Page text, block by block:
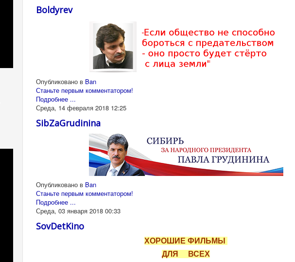
Boldyrev
Опубликовано в Ban
Станьте первым комментатором!
Подробнее ...
Среда, 14 февраля 2018 12:25
SibZaGrudinina
Опубликовано в Ban
Станьте первым комментатором!
Подробнее ...
Среда, 03 января 2018 00:33
SovDetKino
ХОРОШИЕ ФИЛЬМЫ
ДЛЯ ВСЕХ